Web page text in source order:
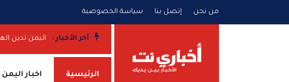
من نحن إتصل بنا سياسة الخصوصية
آخر الأخبار :ومسيّرات واشتباكات وضربات مدفعية تطال عدة جبهات اليمن تدين
الرئيسية اخبار اليمن